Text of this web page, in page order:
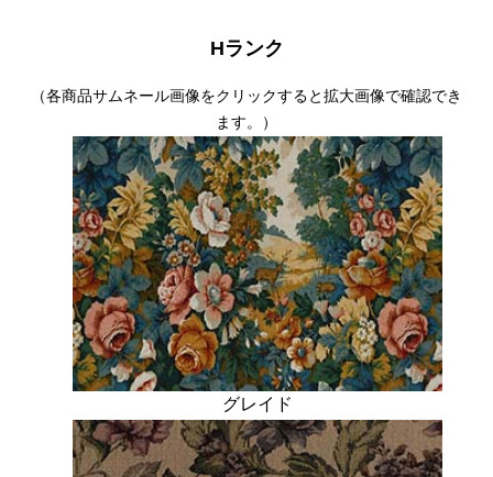
Hランク
（各商品サムネール画像をクリックすると拡大画像で確認でき
ます。）
グレイド